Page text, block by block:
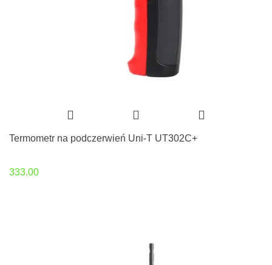
Termometr na podczerwień Uni-T UT302C+
333.00